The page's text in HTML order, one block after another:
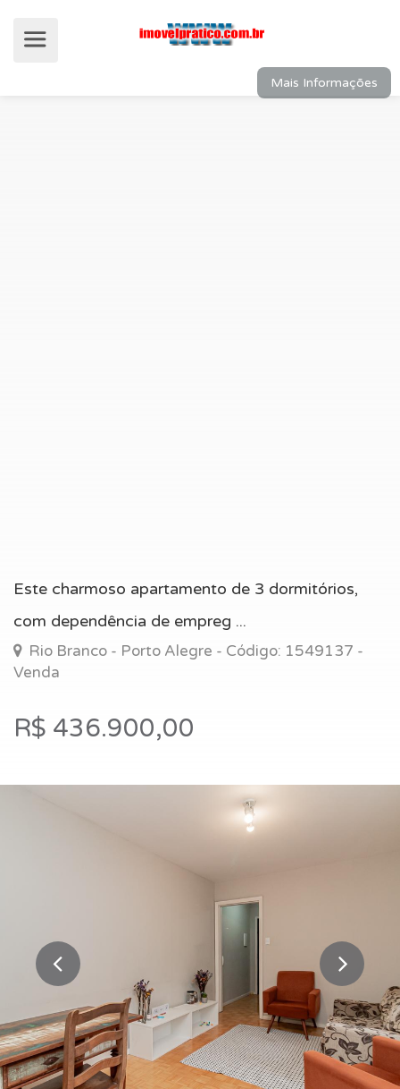
Este charmoso apartamento de 3 dormitórios,
com dependência de empreg ...
Rio Branco - Porto Alegre - Código: 1549137 -
Venda
R$ 436.900,00
Mais Informações